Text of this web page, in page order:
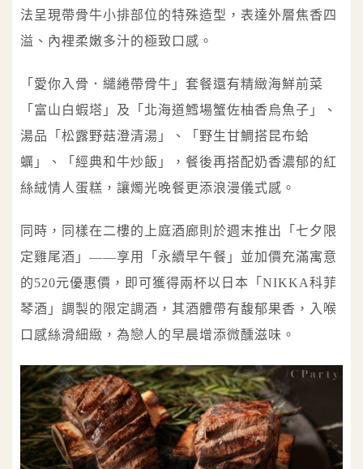
法呈現帶骨牛小排部位的特殊造型，表達外層焦香四
溢、內裡柔嫩多汁的極致口感。
「愛你入骨．繾綣帶骨牛」套餐還有精緻海鮮前菜
「富山白蝦塔」及「北海道鱈場蟹佐柚香烏魚子」、
湯品「松露野菇澄清湯」、「野生甘鯛搭昆布蛤
蠣」、「經典和牛炒飯」，餐後再搭配奶香濃郁的紅
絲絨情人蛋糕，讓燭光晚餐更添浪漫儀式感。
同時，同樣在二樓的上庭酒廊則於週末推出「七夕限
定雞尾酒」——享用「永續早午餐」並加價充滿寓意
的520元優惠價，即可獲得兩杯以日本「NIKKA科菲
琴酒」調製的限定調酒，其酒體帶有馥郁果香，入喉
口感絲滑細緻，為戀人的早晨增添微醺滋味。